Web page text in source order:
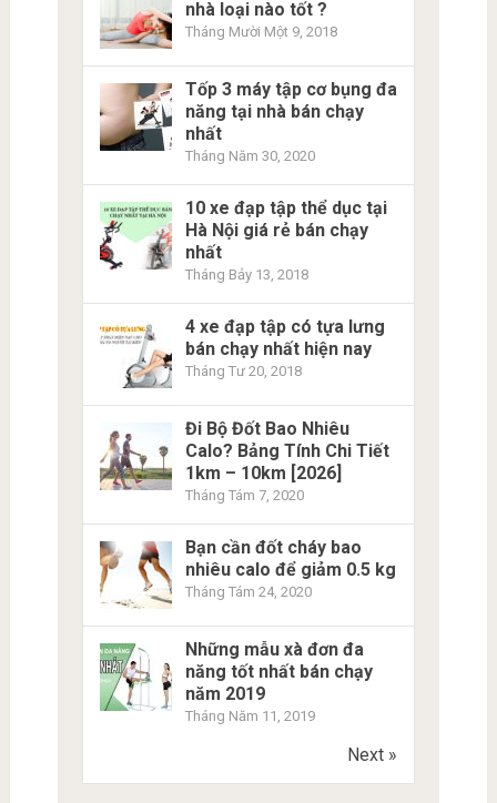
nhà loại nào tốt ?
Tháng Mười Một 9, 2018
Tốp 3 máy tập cơ bụng đa
năng tại nhà bán chạy
nhất
Tháng Năm 30, 2020
10 xe đạp tập thể dục tại
Hà Nội giá rẻ bán chạy
nhất
Tháng Bảy 13, 2018
4 xe đạp tập có tựa lưng
bán chạy nhất hiện nay
Tháng Tư 20, 2018
Đi Bộ Đốt Bao Nhiêu
Calo? Bảng Tính Chi Tiết
1km – 10km [2026]
Tháng Tám 7, 2020
Bạn cần đốt cháy bao
nhiêu calo để giảm 0.5 kg
Tháng Tám 24, 2020
Những mẫu xà đơn đa
năng tốt nhất bán chạy
năm 2019
Tháng Năm 11, 2019
Next »